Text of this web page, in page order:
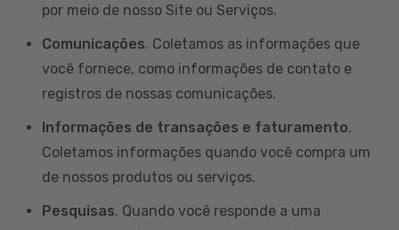
por meio de nosso Site ou Serviços.
Comunicações. Coletamos as informações que
você fornece, como informações de contato e
registros de nossas comunicações.
Informações de transações e faturamento.
Coletamos informações quando você compra um
de nossos produtos ou serviços.
Pesquisas. Quando você responde a uma